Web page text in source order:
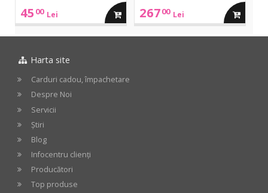
45 00 Lei adauga
in
26700 Lei adauga
in
Harta site
Carduri cadou, împachetare
Despre Noi
Servicii
Știri
Blog
Infocentru clienți
Producători
Top produse